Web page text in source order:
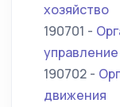
хозяйство
190701 -
190702 -
движения